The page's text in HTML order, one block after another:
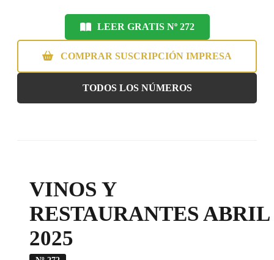
LEER GRATIS Nº 272
COMPRAR SUSCRIPCIÓN IMPRESA
TODOS LOS NÚMEROS
VINOS Y
RESTAURANTES ABRIL
2025